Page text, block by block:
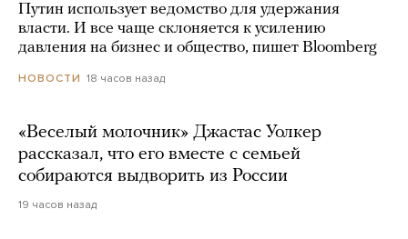
Путин использует ведомство для удержания
власти. И все чаще склоняется к усилению
давления на бизнес и общество, пишет Bloomberg
НОВОСТИ 18 часов назад
«Веселый молочник» Джастас Уолкер
рассказал, что его вместе с семьей
собираются выдворить из России
19 часов назад